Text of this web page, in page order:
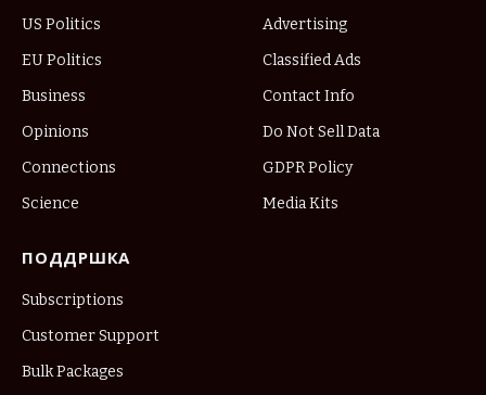
US Politics
EU Politics
Business
Opinions
Connections
Science
Advertising
Classified Ads
Contact Info
Do Not Sell Data
GDPR Policy
Media Kits
ПОДДРШКА
Subscriptions
Customer Support
Bulk Packages